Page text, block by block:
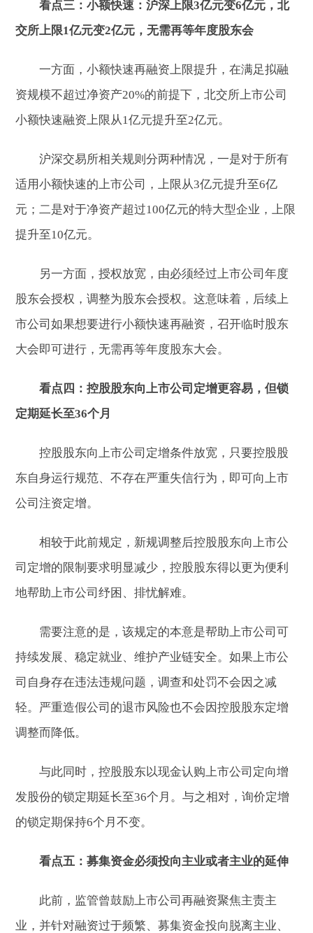
看点三：小额快速：沪深上限3亿元变6亿元，北
交所上限1亿元变2亿元，无需再等年度股东会
一方面，小额快速再融资上限提升，在满足拟融
资规模不超过净资产20%的前提下，北交所上市公司
小额快速融资上限从1亿元提升至2亿元。
沪深交易所相关规则分两种情况，一是对于所有
适用小额快速的上市公司，上限从3亿元提升至6亿
元；二是对于净资产超过100亿元的特大型企业，上限
提升至10亿元。
另一方面，授权放宽，由必须经过上市公司年度
股东会授权，调整为股东会授权。这意味着，后续上
市公司如果想要进行小额快速再融资，召开临时股东
大会即可进行，无需再等年度股东大会。
看点四：控股股东向上市公司定增更容易，但锁
定期延长至36个月
控股股东向上市公司定增条件放宽，只要控股股
东自身运行规范、不存在严重失信行为，即可向上市
公司注资定增。
相较于此前规定，新规调整后控股股东向上市公
司定增的限制要求明显减少，控股股东得以更为便利
地帮助上市公司纾困、排忧解难。
需要注意的是，该规定的本意是帮助上市公司可
持续发展、稳定就业、维护产业链安全。如果上市公
司自身存在违法违规问题，调查和处罚不会因之减
轻。严重造假公司的退市风险也不会因控股股东定增
调整而降低。
与此同时，控股股东以现金认购上市公司定向增
发股份的锁定期延长至36个月。与之相对，询价定增
的锁定期保持6个月不变。
看点五：募集资金必须投向主业或者主业的延伸
此前，监管曾鼓励上市公司再融资聚焦主责主
业，并针对融资过于频繁、募集资金投向脱离主业、